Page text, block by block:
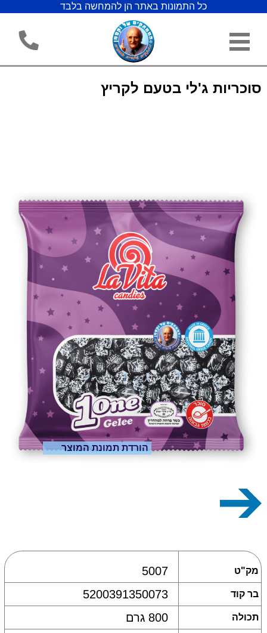
כל התמונות באתר הן להמחשה בלבד
סוכריות ג'לי בטעם לקריץ
הורדת תמונת המוצר
מק"ט 5007
בר קוד 5200391350073
תכולה 800 גרם